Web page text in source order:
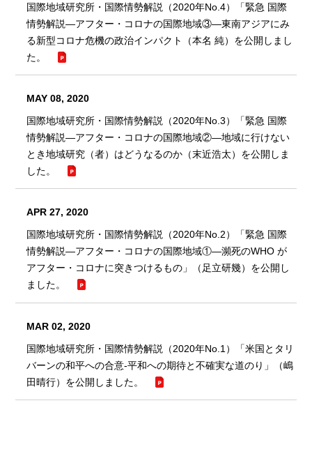
国際地域研究所・国際情勢解説（2020年No.4）「緊急 国際
情勢解説―アフター・コロナの国際地域③―東南アジアにみ
る新型コロナ危機の政治インパクト（本名 純）を公開しまし
た。
MAY 08, 2020
国際地域研究所・国際情勢解説（2020年No.3）「緊急 国際
情勢解説―アフター・コロナの国際地域②―地域に行けない
とき地域研究（者）はどうなるのか（末近浩太）を公開しま
した。
APR 27, 2020
国際地域研究所・国際情勢解説（2020年No.2）「緊急 国際
情勢解説―アフター・コロナの国際地域①―瀕死のWHO が
アフター・コロナに突きつけるもの」（足立研幾）を公開し
ました。
MAR 02, 2020
国際地域研究所・国際情勢解説（2020年No.1）「米国とタリ
バーンの和平への合意-平和への期待と不確実な道のり」（嶋
田晴行）を公開しました。